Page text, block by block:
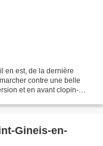
en est, de la dernière
contre une belle
et en avant clopin-
Gineis-en-